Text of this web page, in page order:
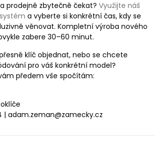
prodejně zbytečně čekat? Využijte náš
a vyberte si konkrétní čas, kdy se
věnovat. Kompletní výroba nového
zabere 30–60 minut.
klíč objednat, nebo se chcete
pro váš konkrétní model?
předem vše spočítám:
| adam.zeman@zamecky.cz